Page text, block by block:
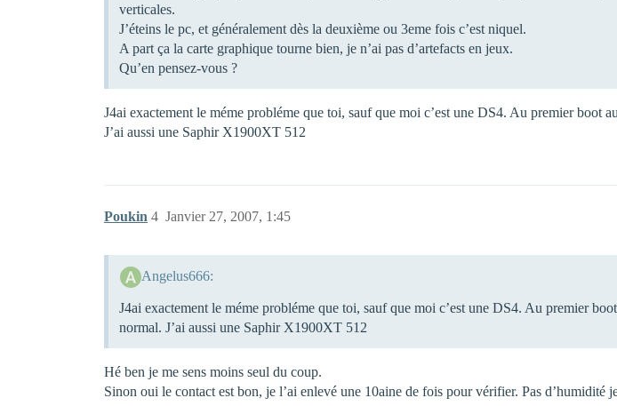
verticales.
J’éteins le pc, et généralement dès la deuxième ou 3eme fois c’est niquel.
A part ça la carte graphique tourne bien, je n’ai pas d’artefacts en jeux.
Qu’en pensez-vous ?
J4ai exactement le méme probléme que toi, sauf que moi c’est une DS4. Au premier boot
J’ai aussi une Saphir X1900XT 512
Poukin Janvier 27, 2007, 1:45
4
Angelus666:
J4ai exactement le méme probléme que toi, sauf que moi c’est une DS4. Au premier
normal. J’ai aussi une Saphir X1900XT 512
Hé ben je me sens moins seul du coup.
Sinon oui le contact est bon, je l’ai enlevé une 10aine de fois pour vérifier. Pas d’humidité